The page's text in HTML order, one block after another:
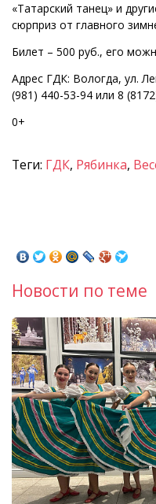
«Татарский танец» и
сюрприз от главного
Билет – 500 руб., его
Адрес ГДК: Вологда, ул.
(981) 440-53-94 или 8
0+
Теги: ГДК, Рябинка,
Новости по теме